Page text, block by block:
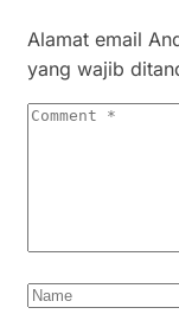
Alamat email
yang wajib